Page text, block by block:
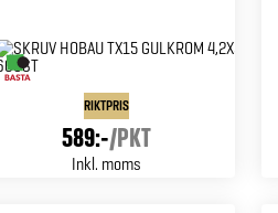
RIKTPRIS
589:-/PKT
Inkl. moms